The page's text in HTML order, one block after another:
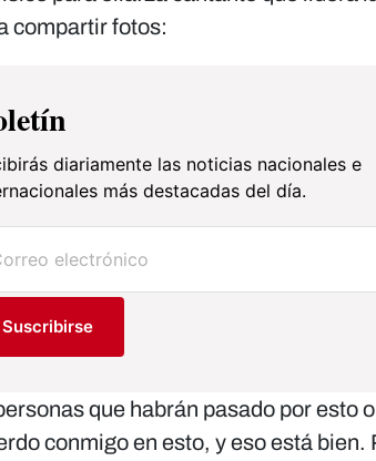
compartir fotos:
diariamente las noticias nacionales e
más destacadas del día.
Suscribirse
que habrán pasado por esto
conmigo en esto, y eso está bien.